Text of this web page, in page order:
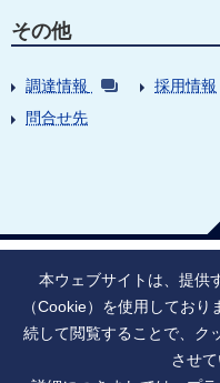
その他
調達情報 採用情報
問合せ先
法人番号：9010005023796
寄附
本ウェブサイトは、提供
（Cookie）を使用してお
続して閲覧することで、ク
させて